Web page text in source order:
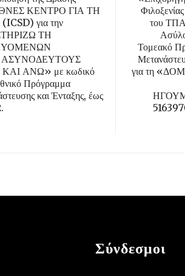
ΚΕΝΤΡΟ ΓΙΑ ΤΗ
για την
ΤΗ
ΑΣΥΝΟΔΕΥΤΟΥΣ
ΑΝΩ» με κωδικό
Πρόγραμμα
και Ένταξης, έως
του ΤΠΑ
Τομεακό
για τη
Σύνδεσμοι